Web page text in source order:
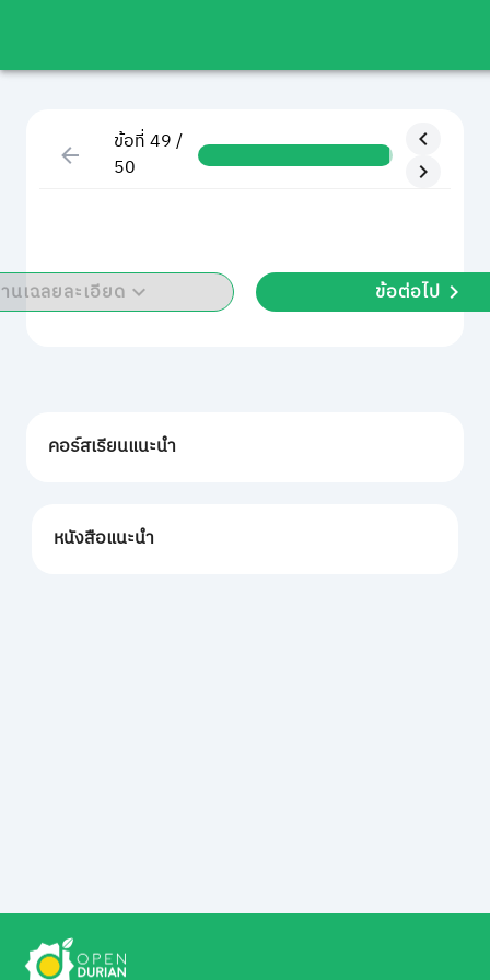
ข้อที่ 49 /
50
นเฉลยละเอียด ข้อต่อไป
คอร์สเรียนแนะนำ
หนังสือแนะนำ